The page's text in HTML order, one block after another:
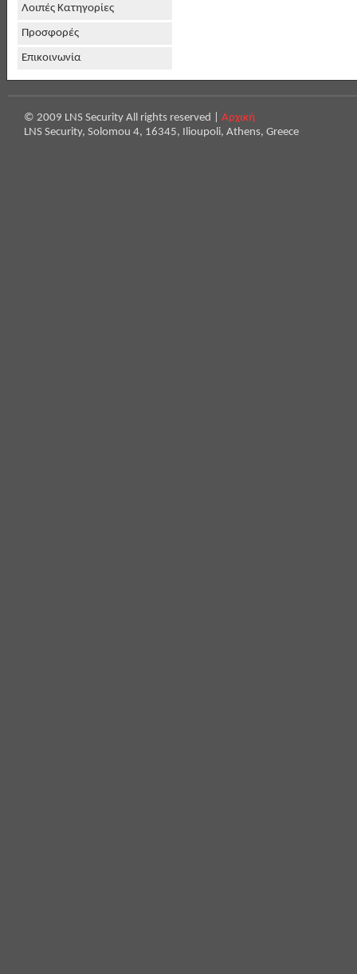
Λοιπές Κατηγορίες
Προσφορές
Επικοινωνία
© 2009 LNS Security All rights reserved | Αρχική
LNS Security, Solomou 4, 16345, Ilioupoli, Athens, Greece